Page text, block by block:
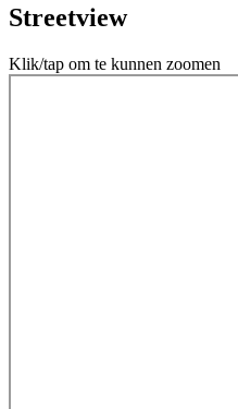
Streetview
Klik/tap om te kunnen zoomen